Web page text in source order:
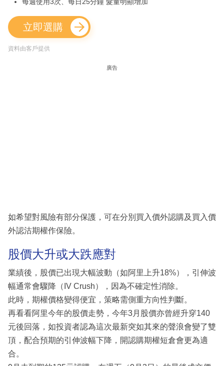
立即選購
資料由客戶提供
廣告
如希望對風險有部分保護，可在分別買入價外認購及買入價
外認沽期權作保險。
股價大升或大跌應對
業績後，股價已出現大幅波動（如阿里上升18%），引伸波
幅通常會驟降（IV Crush），因為不確定性消除。
此時，期權價格變得便宜，策略需側重方向性判斷。
再看看阿里今年的股價走勢，今年3月股價亦曾經升穿140
元後回落，如投資者認為這次最新突如其來的聲浪會變了雙
頂，配合預期的引伸波幅下降，開認購期權短倉會更為適
合。